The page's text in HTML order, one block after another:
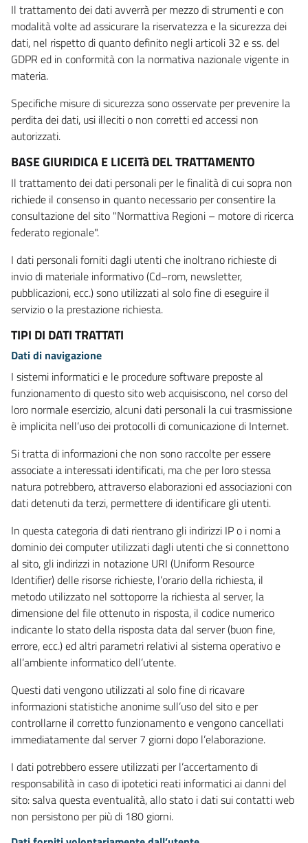
Il trattamento dei dati avverrà per mezzo di strumenti e con
modalità volte ad assicurare la riservatezza e la sicurezza dei
dati, nel rispetto di quanto definito negli articoli 32 e ss. del
GDPR ed in conformità con la normativa nazionale vigente in
materia.
Specifiche misure di sicurezza sono osservate per prevenire la
perdita dei dati, usi illeciti o non corretti ed accessi non
autorizzati.
BASE GIURIDICA E LICEITà DEL TRATTAMENTO
Il trattamento dei dati personali per le finalità di cui sopra non
richiede il consenso in quanto necessario per consentire la
consultazione del sito "Normattiva Regioni – motore di ricerca
federato regionale".
I dati personali forniti dagli utenti che inoltrano richieste di
invio di materiale informativo (Cd–rom, newsletter,
pubblicazioni, ecc.) sono utilizzati al solo fine di eseguire il
servizio o la prestazione richiesta.
TIPI DI DATI TRATTATI
Dati di navigazione
I sistemi informatici e le procedure software preposte al
funzionamento di questo sito web acquisiscono, nel corso del
loro normale esercizio, alcuni dati personali la cui trasmissione
è implicita nell’uso dei protocolli di comunicazione di Internet.
Si tratta di informazioni che non sono raccolte per essere
associate a interessati identificati, ma che per loro stessa
natura potrebbero, attraverso elaborazioni ed associazioni con
dati detenuti da terzi, permettere di identificare gli utenti.
In questa categoria di dati rientrano gli indirizzi IP o i nomi a
dominio dei computer utilizzati dagli utenti che si connettono
al sito, gli indirizzi in notazione URI (Uniform Resource
Identifier) delle risorse richieste, l’orario della richiesta, il
metodo utilizzato nel sottoporre la richiesta al server, la
dimensione del file ottenuto in risposta, il codice numerico
indicante lo stato della risposta data dal server (buon fine,
errore, ecc.) ed altri parametri relativi al sistema operativo e
all’ambiente informatico dell’utente.
Questi dati vengono utilizzati al solo fine di ricavare
informazioni statistiche anonime sull’uso del sito e per
controllarne il corretto funzionamento e vengono cancellati
immediatamente dal server 7 giorni dopo l’elaborazione.
I dati potrebbero essere utilizzati per l’accertamento di
responsabilità in caso di ipotetici reati informatici ai danni del
sito: salva questa eventualità, allo stato i dati sui contatti web
non persistono per più di 180 giorni.